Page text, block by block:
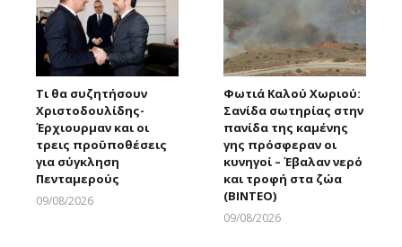
Τι θα συζητήσουν
Χριστοδουλίδης-
Έρχιουρμαν και οι
τρεις προϋποθέσεις
για σύγκληση
Πενταμερούς
09/08/2026
Φωτιά Καλού Χωριού:
Σανίδα σωτηρίας στην
πανίδα της καμένης
γης πρόσφεραν οι
κυνηγοί – Έβαλαν νερό
και τροφή στα ζώα
(ΒΙΝΤΕΟ)
09/08/2026